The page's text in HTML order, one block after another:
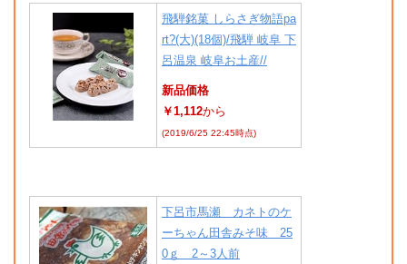
飛騨銘菓 しらさぎ物語pa
rt?(大)(18個)/飛騨 岐阜 下
呂温泉 岐阜お土産//
新品価格
￥1,112から
(2019/6/25 22:45時点)
下呂市馬瀬 カネトのケ
ーちゃん田舎みそ味 25
0ｇ 2～3人前